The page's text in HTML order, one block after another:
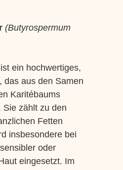
(Butyrospermum
ein hochwertiges,
das aus den Samen
Karitébaums
Sie zählt zu den
Fetten
insbesondere bei
oder
eingesetzt. Im